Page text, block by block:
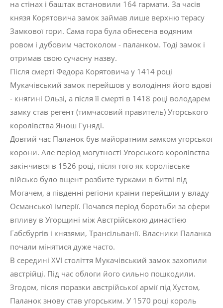
на стінах і баштах встановили 164 гармати. За часів
князя Корятовича замок займав лише верхню терасу
Замкової гори. Сама гора була обнесена водяним
ровом і дубовим частоколом - паланком. Тоді замок і
отримав свою сучасну назву.
Після смерті Федора Корятовича у 1414 році
Мукачівський замок перейшов у володіння його вдові
- княгині Ользі, а після її смерті в 1418 році володарем
замку став регент (тимчасовий правитель) Угорського
королівства Янош Гуняді.
Довгий час Паланок був майоратним замком угорської
корони. Але період могутності Угорського королівства
закінчився в 1526 році, після того як королівське
військо було вщент розбите турками в битві під
Могачем, а південні регіони країни перейшли у владу
Османської імперії. Почався період боротьби за сфери
впливу в Угорщині між Австрійською династією
Габсбургів і князями, Трансільванії. Власники Паланка
почали мінятися дуже часто.
В середині XVI століття Мукачівський замок захопили
австрійці. Під час облоги його сильно пошкодили.
Згодом, після поразки австрійської армії під Хустом,
Паланок знову став угорським. У 1570 році король